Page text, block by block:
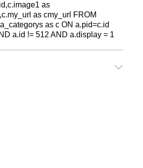
as
as cmy_url FROM
as c ON a.pid=c.id
a.id != 512 AND a.display = 1